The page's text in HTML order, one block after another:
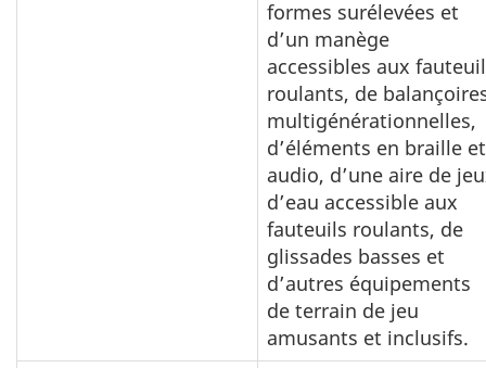
formes surélevées et
d’un manège
accessibles aux
roulants, de
multigénérationnelles,
d’éléments en braille et
audio, d’une aire de
d’eau accessible aux
fauteuils roulants, de
glissades basses et
d’autres équipements
de terrain de jeu
amusants et inclusifs.